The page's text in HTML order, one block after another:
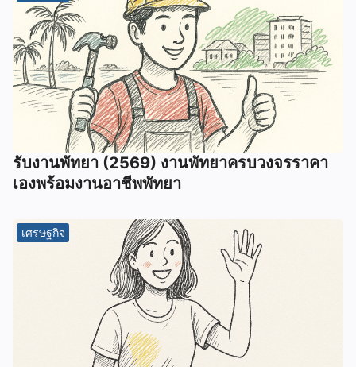
รับงานพัทยา (2569) ️งานพัทยาครบวงจรราคา
เองพร้อมงานอาชีพพัทยา
เศรษฐกิจ